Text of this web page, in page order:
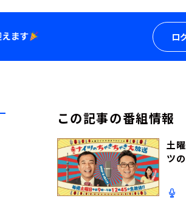
ロ
この記事の番組情報
土
ツ